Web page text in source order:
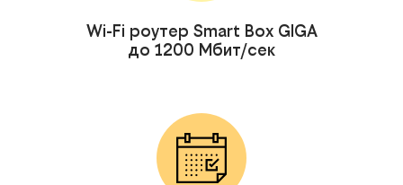
Wi-Fi роутер Smart Box GIGA
до 1200 Мбит/сек